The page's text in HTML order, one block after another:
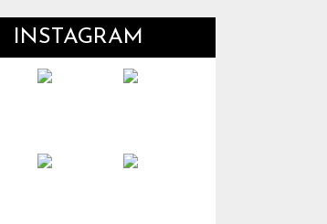
INSTAGRAM